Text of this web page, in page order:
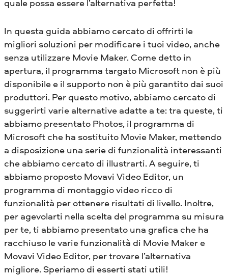
quale possa essere l’alternativa perfetta!
In questa guida abbiamo cercato di offrirti le
migliori soluzioni per modificare i tuoi video, anche
senza utilizzare Movie Maker. Come detto in
apertura, il programma targato Microsoft non è più
disponibile e il supporto non è più garantito dai suoi
produttori. Per questo motivo, abbiamo cercato di
suggerirti varie alternative adatte a te: tra queste, ti
abbiamo presentato Photos, il programma di
Microsoft che ha sostituito Movie Maker, mettendo
a disposizione una serie di funzionalità interessanti
che abbiamo cercato di illustrarti. A seguire, ti
abbiamo proposto Movavi Video Editor, un
programma di montaggio video ricco di
funzionalità per ottenere risultati di livello. Inoltre,
per agevolarti nella scelta del programma su misura
per te, ti abbiamo presentato una grafica che ha
racchiuso le varie funzionalità di Movie Maker e
Movavi Video Editor, per trovare l’alternativa
migliore. Speriamo di esserti stati utili!